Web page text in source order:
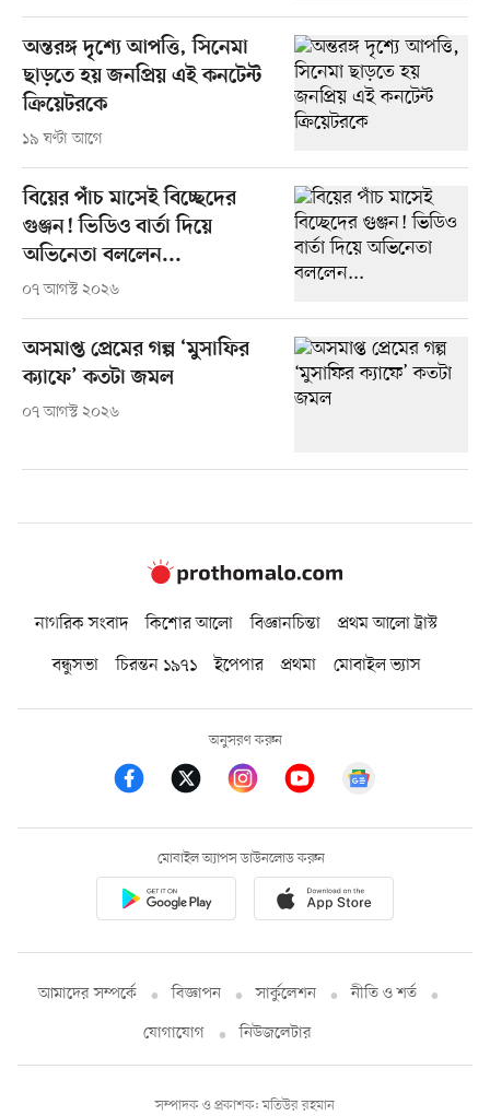
অন্তরঙ্গ দৃশ্যে আপত্তি, সিনেমা
ছাড়তে হয় জনপ্রিয় এই কনটেন্ট
ক্রিয়েটরকে
১৯ ঘণ্টা আগে
বিয়ের পাঁচ মাসেই বিচ্ছেদের
গুঞ্জন! ভিডিও বার্তা দিয়ে
অভিনেতা বললেন...
০৭ আগস্ট ২০২৬
অসমাপ্ত প্রেমের গল্প ‘মুসাফির
ক্যাফে’ কতটা জমল
০৭ আগস্ট ২০২৬
নাগরিক সংবাদ কিশোর আলো বিজ্ঞানচিন্তা
প্রথম আলো ট্রাস্ট
বন্ধুসভা
চিরন্তন ১৯৭১ ইপেপার প্রথমা মোবাইল ভ্যাস
অনুসরণ করুন
মোবাইল অ্যাপস ডাউনলোড করুন
আমাদের সম্পর্কে বিজ্ঞাপন সার্কুলেশন
নীতি ও শর্ত
যোগাযোগ
নিউজলেটার
সম্পাদক ও প্রকাশক: মতিউর রহমান